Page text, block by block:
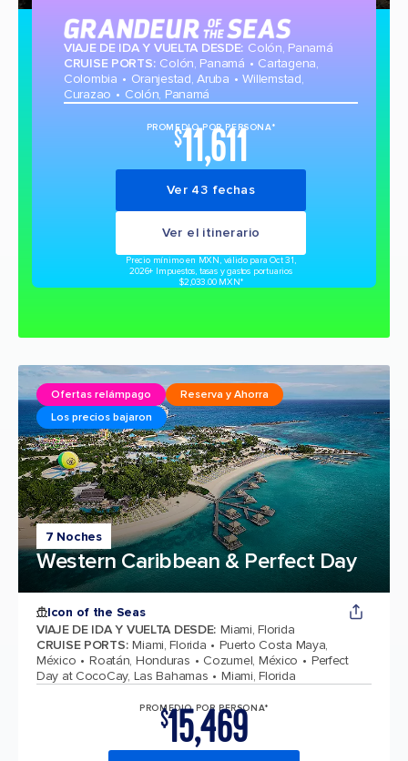
VIAJE DE IDA Y VUELTA DESDE: Colón, Panamá
CRUISE PORTS: Colón, Panamá
Cartagena,
Colombia
Oranjestad, Aruba
Willemstad,
Curazao
Colón, Panamá
PROMEDIO POR PERSONA*
$11,611
Ver 43 fechas
Ver el itinerario
Precio mínimo en MXN, válido para Oct 31,
2026+ Impuestos, tasas y gastos portuarios
$2,033.00 MXN*
7 Noches
Western Caribbean & Perfect Day
Ofertas relámpago
Reserva y Ahorra
Los precios bajaron
Icon of the Seas
VIAJE DE IDA Y VUELTA DESDE: Miami, Florida
CRUISE PORTS: Miami, Florida
Puerto Costa Maya,
México
Roatán, Honduras Cozumel, México
Perfect
Day at CocoCay, Las Bahamas
Miami, Florida
PROMEDIO POR PERSONA*
$15,469